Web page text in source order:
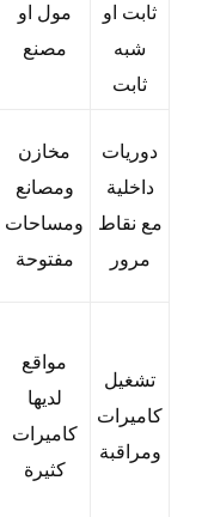
ثابت او
شبه
ثابت
مول او
مصنع
دوريات
داخلية
مع نقاط
مرور
مخازن
ومصانع
ومساحات
مفتوحة
تشغيل
كاميرات
ومراقبة
مواقع
لديها
كاميرات
كثيرة